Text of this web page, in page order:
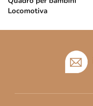
Locomotiva